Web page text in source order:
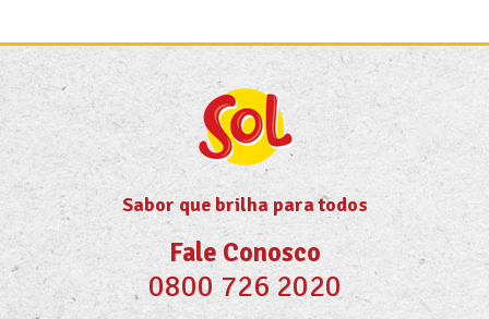
Sabor que brilha para todos
Fale Conosco
0800 726 2020